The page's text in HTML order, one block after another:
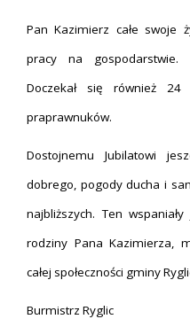
Pan Kazimierz całe swoje
pracy na gospodarstwie.
Doczekał się również
praprawnuków.
Dostojnemu Jubilatowi
dobrego, pogody ducha i
najbliższych. Ten
rodziny Pana Kazimierza,
całej społeczności gminy
Burmistrz Ryglic